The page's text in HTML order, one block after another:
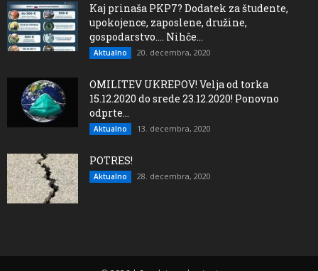
Kaj prinaša PKP7? Dodatek za študente,
upokojence, zaposlene, družine,
gospodarstvo…. Nihče...
Aktualno 20. decembra, 2020
OMILITEV UKREPOV! Velja od torka
15.12.2020 do srede 23.12.2020! Ponovno
odprte...
Aktualno 13. decembra, 2020
POTRES!
Aktualno 28. decembra, 2020